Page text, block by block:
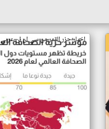
اخبار جزر القمر من سي ان ان عربي